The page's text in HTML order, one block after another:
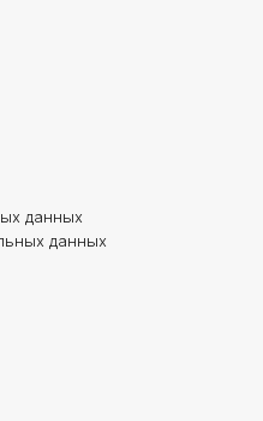
данных
данных